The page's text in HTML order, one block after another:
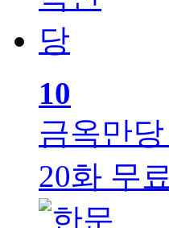
10
금옥만당
20화 무료